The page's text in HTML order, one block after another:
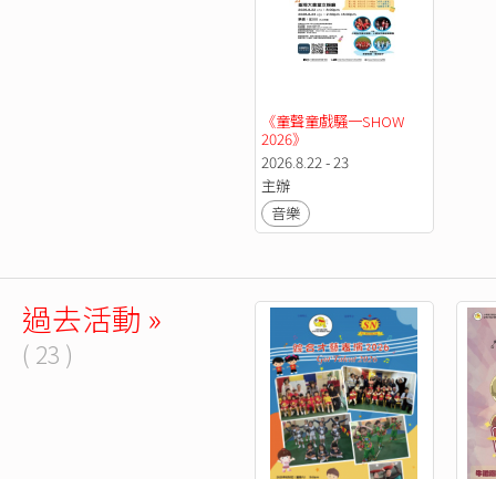
《童聲童戲騷一SHOW
2026》
2026.8.22 - 23
主辦
音樂
過去活動 »
( 23 )